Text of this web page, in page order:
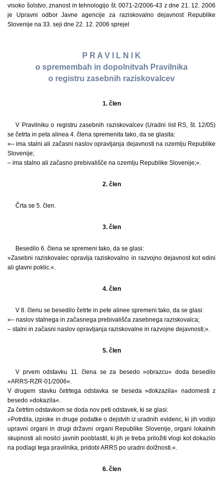
visoko šolstvo, znanost in tehnologijo št. 0071-2/2006-43 z dne 21. 12. 2006
je Upravni odbor Javne agencije za raziskovalno dejavnost Republike
Slovenije na 33. seji dne 22. 12. 2006 sprejel
P R A V I L N I K
o spremembah in dopolnitvah Pravilnika
o registru zasebnih raziskovalcev
1. člen
V Pravilniku o registru zasebnih raziskovalcev (Uradni list RS, št. 12/05)
se četrta in peta alinea 4. člena spremenita tako, da se glasita:
»– ima stalni ali začasni naslov opravljanja dejavnosti na ozemlju Republike
Slovenije;
– ima stalno ali začasno prebivališče na ozemlju Republike Slovenije;«.
2. člen
Črta se 5. člen.
3. člen
Besedilo 6. člena se spremeni tako, da se glasi:
»Zasebni raziskovalec opravlja raziskovalno in razvojno dejavnost kot edini
ali glavni poklic.«.
4. člen
V 8. členu se besedilo četrte in pete alinee spremeni tako, da se glasi:
»– naslov stalnega in začasnega prebivališča zasebnega raziskovalca;
– stalni in začasni naslov opravljanja raziskovalne in razvojne dejavnosti;«.
5. člen
V prvem odstavku 11. člena se za besedo »obrazcu« doda besedilo
»ARRS-RZR-01/2006«.
V drugem stavku četrtega odstavka se beseda »dokzazila« nadomesti z
besedo »dokazila«.
Za četrtim odstavkom se doda nov peti odstavek, ki se glasi:
»Potrdila, izpiske in druge podatke o dejstvih iz uradnih evidenc, ki jih vodijo
upravni organi in drugi državni organi Republike Slovenije, organi lokalnih
skupnosti ali nosilci javnih pooblastil, ki jih je treba priložiti vlogi kot dokazilo
na podlagi tega pravilnika, pridobi ARRS po uradni dolžnosti.«.
6. člen